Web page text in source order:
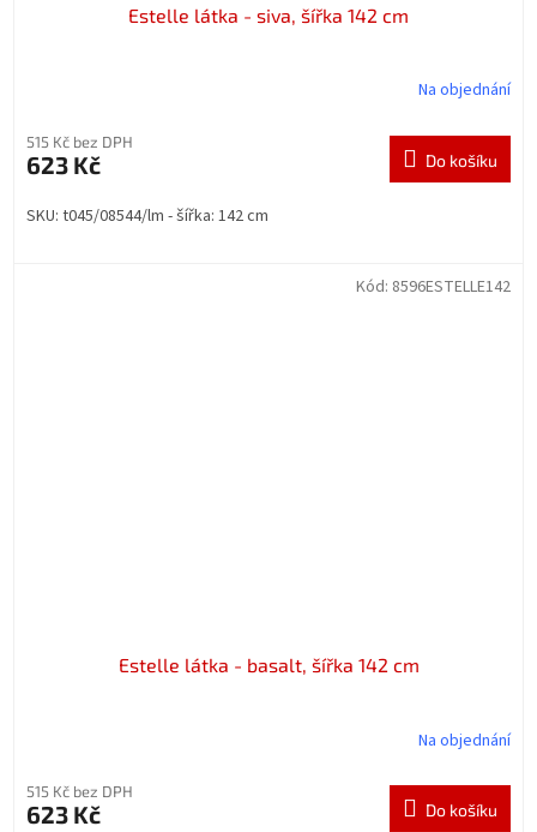
Estelle látka - siva, šířka 142 cm
Na objednání
515 Kč bez DPH
623 Kč Do košíku
SKU: t045/08544/lm - šířka: 142 cm
Estelle látka - basalt, šířka 142 cm
Na objednání
515 Kč bez DPH
623 Kč Do košíku
Kód: 8596ESTELLE142